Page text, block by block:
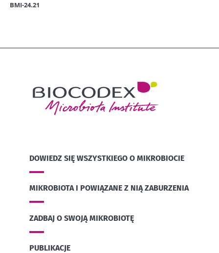
BMI-24.21
DOWIEDZ SIĘ WSZYSTKIEGO O MIKROBIOCIE
MIKROBIOTA I POWIĄZANE Z NIĄ ZABURZENIA
ZADBAJ O SWOJĄ MIKROBIOTĘ
PUBLIKACJE